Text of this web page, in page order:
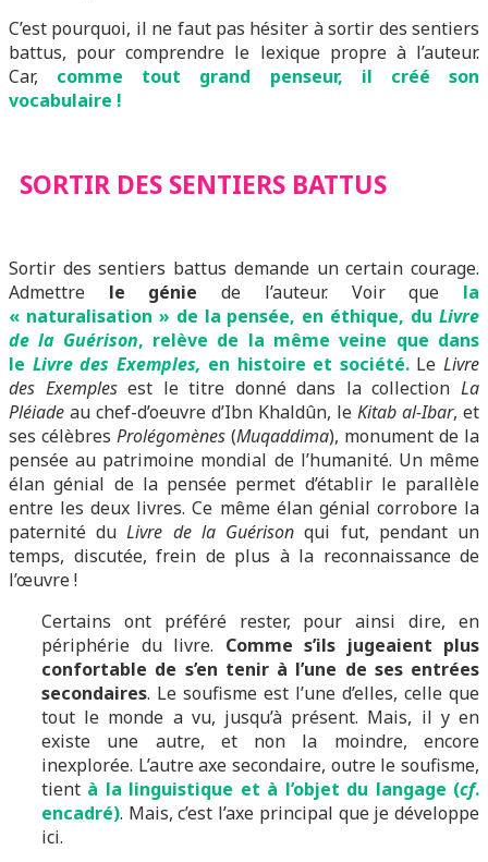
C’est pourquoi, il ne faut pas hésiter à sortir des sentiers
battus, pour comprendre le lexique propre à l’auteur.
Car, comme tout grand penseur, il créé son
vocabulaire !
SORTIR DES SENTIERS BATTUS
Sortir des sentiers battus demande un certain courage.
Admettre le géniede l’auteur. Voir que
la
« naturalisation » de la pensée, en éthique, du Livre
de la Guérison, relève de la même veine que dans
le Livre des Exemples, en histoire et société.LeLivre
des Exemplesest le titre donné dans la collectionLa
Pléiade au chef-d’oeuvre d’Ibn Khaldûn, le Kitab al-Ibar, et
ses célèbres Prolégomènes (Muqaddima), monument de la
pensée au patrimoine mondial de l’humanité. Un même
élan génial de la pensée permet d’établir le parallèle
entre les deux livres. Ce même élan génial corrobore la
paternité duLivre de la Guérison qui fut, pendant un
temps, discutée, frein de plus à la reconnaissance de
l’œuvre !
Certains ont préféré rester, pour ainsi dire, en
périphérie du livre. Comme s’ils jugeaient plus
confortable de s’en tenir à l’une de ses entrées
secondaires. Le soufisme est l’une d’elles, celle que
tout le monde a vu, jusqu’à présent. Mais, il y en
existe une autre, et non la moindre, encore
inexplorée. L’autre axe secondaire, outre le soufisme,
tient à la linguistique et à l’objet du langage (cf.
encadré). Mais, c’est l’axe principal que je développe
ici.